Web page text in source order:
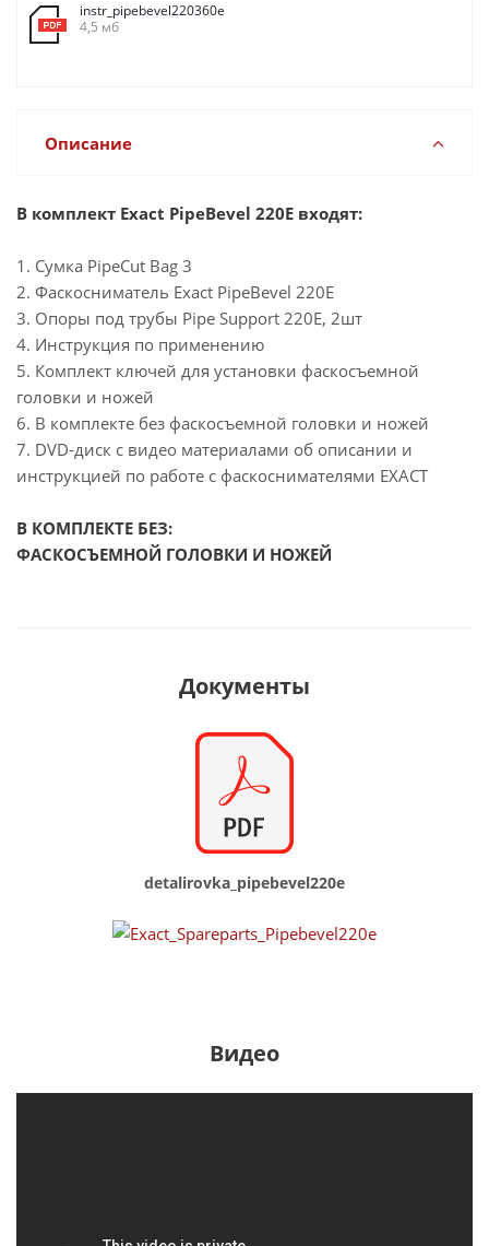
instr_pipebevel220360e
4,5 мб
Описание
В комплект Exact PipeBevel 220E входят:
1. Сумка PipeCut Bag 3
2. Фаскосниматель Exact PipeBevel 220E
3. Опоры под трубы Pipe Support 220E, 2шт
4. Инструкция по применению
5. Комплект ключей для установки фаскосъемной
головки и ножей
6. В комплекте без фаскосъемной головки и ножей
7. DVD-диск с видео материалами об описании и
инструкцией по работе с фаскоснимателями EXACT
В КОМПЛЕКТЕ БЕЗ:
ФАСКОСЪЕМНОЙ ГОЛОВКИ И НОЖЕЙ
Документы
detalirovka_pipebevel220e
Видео